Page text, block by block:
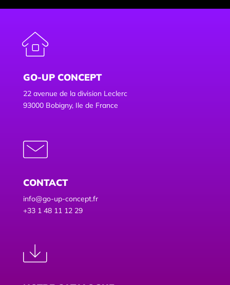
GO-UP CONCEPT
22 avenue de la division Leclerc
93000 Bobigny, Ile de France
CONTACT
info@go-up-concept.fr
+33 1 48 11 12 29